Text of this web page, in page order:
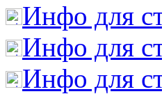
Инфо для
Инфо для
Инфо для